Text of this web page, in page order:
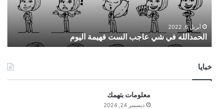
ي
ي
ع
أبريل 6, 2022
الحمدالله في شي عاجب الست فهيمة اليوم
خبايا
معلومات بتهمك
ديسمبر 24, 2024